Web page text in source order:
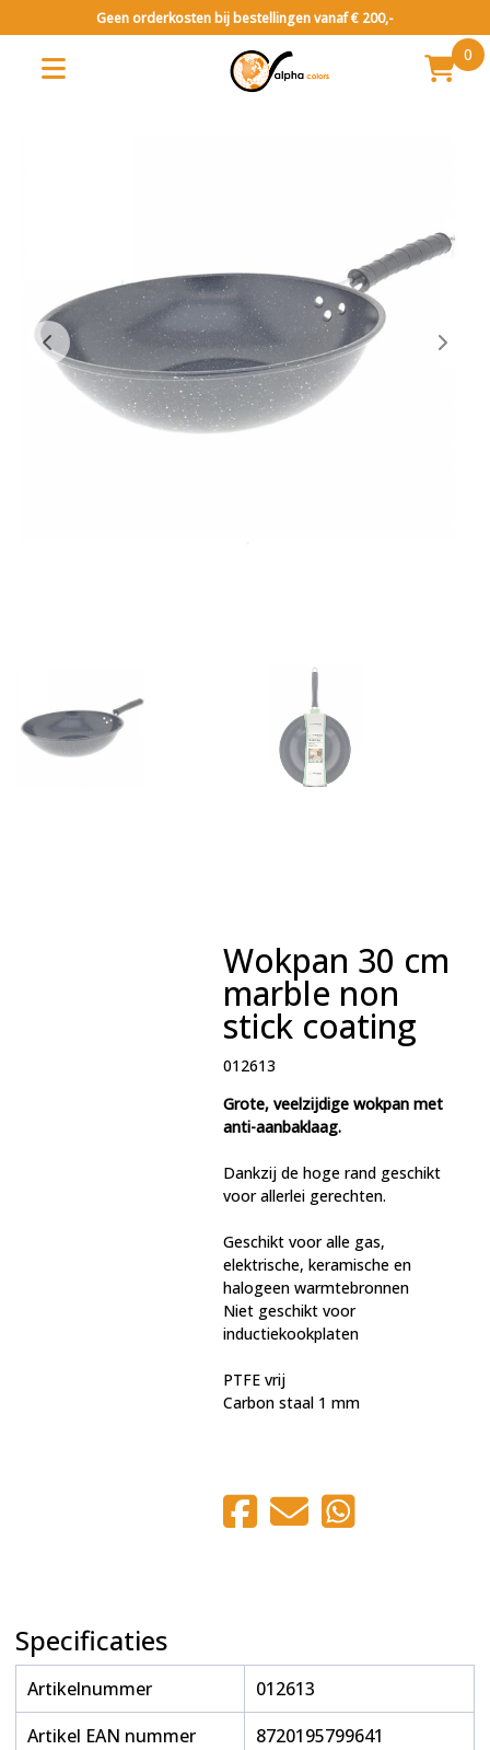
Geen orderkosten bij bestellingen vanaf € 200,-
0
Wokpan 30 cm
marble non
stick coating
012613
Grote, veelzijdige wokpan met
anti-aanbaklaag.
Dankzij de hoge rand geschikt
voor allerlei gerechten.
Geschikt voor alle gas,
elektrische, keramische en
halogeen warmtebronnen
Niet geschikt voor
inductiekookplaten
PTFE vrij
Carbon staal 1 mm
Specificaties
Artikelnummer
012613
Artikel EAN nummer
8720195799641